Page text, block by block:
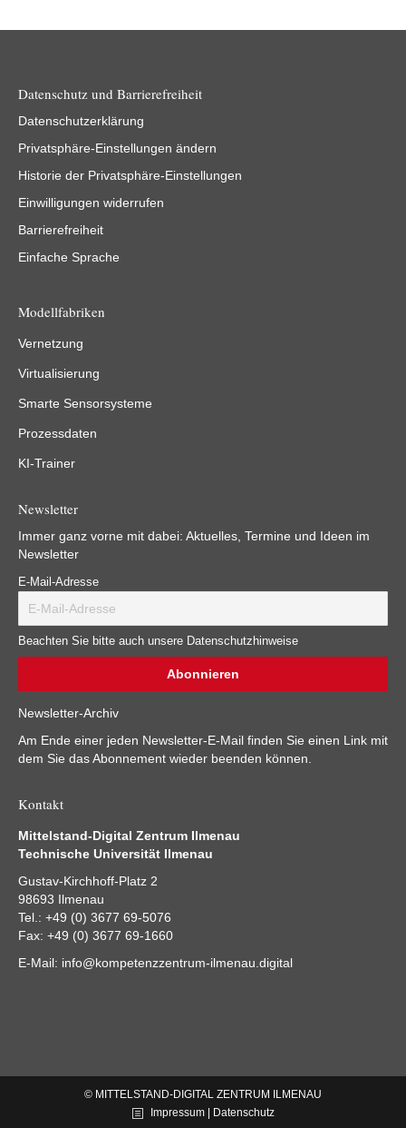
Datenschutz und Barrierefreiheit
Datenschutzerklärung
Privatsphäre-Einstellungen ändern
Historie der Privatsphäre-Einstellungen
Einwilligungen widerrufen
Barrierefreiheit
Einfache Sprache
Modellfabriken
Vernetzung
Virtualisierung
Smarte Sensorsysteme
Prozessdaten
KI-Trainer
Newsletter
Immer ganz vorne mit dabei: Aktuelles, Termine und Ideen im
Newsletter
E-Mail-Adresse
Beachten Sie bitte auch unsere Datenschutzhinweise
Newsletter-Archiv
Am Ende einer jeden Newsletter-E-Mail finden Sie einen Link mit
dem Sie das Abonnement wieder beenden können.
Kontakt
Mittelstand-Digital Zentrum Ilmenau
Technische Universität Ilmenau
Gustav-Kirchhoff-Platz 2
98693 Ilmenau
Tel.: +49 (0) 3677 69-5076
Fax: +49 (0) 3677 69-1660
E-Mail: info@kompetenzzentrum-ilmenau.digital
© MITTELSTAND-DIGITAL ZENTRUM ILMENAU
Impressum | Datenschutz